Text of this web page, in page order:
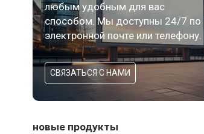
любым удобным для вас
способом. Мы доступны 24/7 по
электронной почте или телефону.
СВЯЗАТЬСЯ С НАМИ
новые продукты